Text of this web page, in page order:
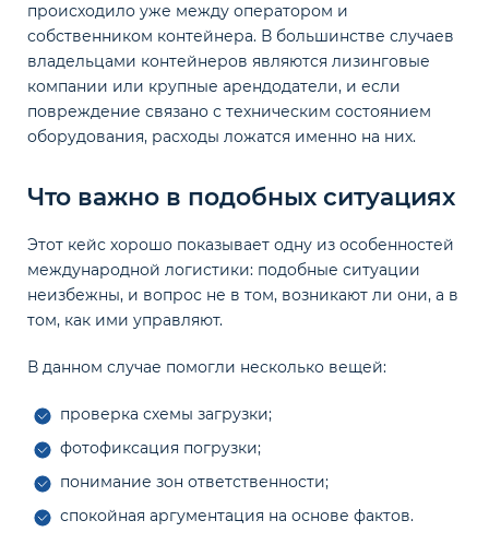
происходило уже между оператором и
собственником контейнера. В большинстве случаев
владельцами контейнеров являются лизинговые
компании или крупные арендодатели, и если
повреждение связано с техническим состоянием
оборудования, расходы ложатся именно на них.
Что важно в подобных ситуациях
Этот кейс хорошо показывает одну из особенностей
международной логистики: подобные ситуации
неизбежны, и вопрос не в том, возникают ли они, а в
том, как ими управляют.
В данном случае помогли несколько вещей:
проверка схемы загрузки;
фотофиксация погрузки;
понимание зон ответственности;
спокойная аргументация на основе фактов.